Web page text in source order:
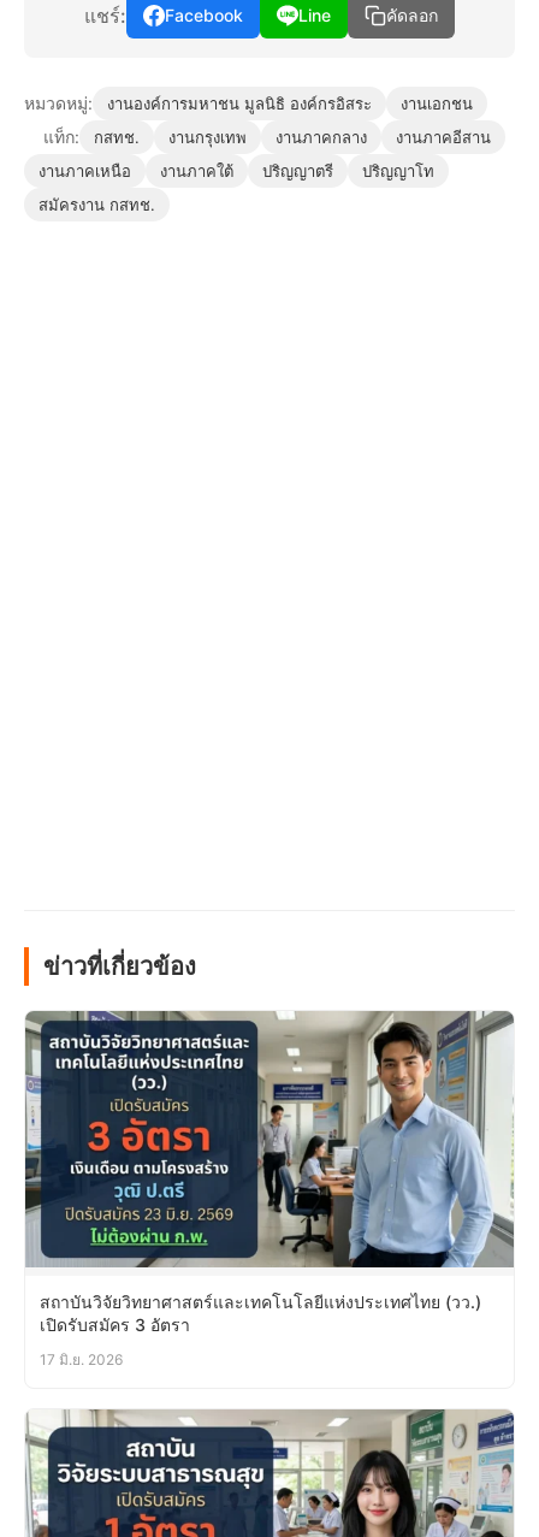
แชร์: Facebook Line คัดลอก
หมวดหมู่: งานองค์การมหาชน มูลนิธิ องค์กรอิสระ งานเอกชน
แท็ก: กสทช. งานกรุงเทพ งานภาคกลาง
งานภาคอีสาน
งานภาคเหนือ
งานภาคใต้ ปริญญาตรี
ปริญญาโท
สมัครงาน กสทช.
ข่าวที่เกี่ยวข้อง
สถาบันวิจัยวิทยาศาสตร์และเทคโนโลยีแห่งประเทศไทย (วว.)
เปิดรับสมัคร 3 อัตรา
17 มิ.ย. 2026